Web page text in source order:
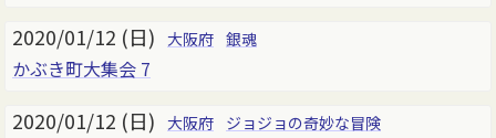
2020/01/12 (日) 大阪府 銀魂
かぶき町大集会 7
2020/01/12 (日) 大阪府 ジョジョの奇妙な冒険